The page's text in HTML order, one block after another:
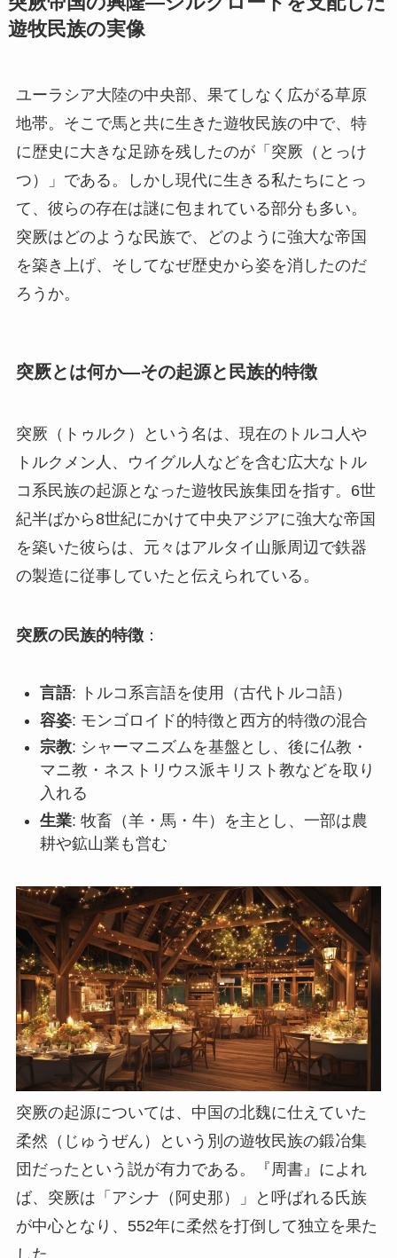
遊牧民族の実像
ユーラシア大陸の中央部、果てしなく広がる草原
地帯。そこで馬と共に生きた遊牧民族の中で、特
に歴史に大きな足跡を残したのが「突厥（とっけ
つ）」である。しかし現代に生きる私たちにとっ
て、彼らの存在は謎に包まれている部分も多い。
突厥はどのような民族で、どのように強大な帝国
を築き上げ、そしてなぜ歴史から姿を消したのだ
ろうか。
突厥とは何か—その起源と民族的特徴
突厥（トゥルク）という名は、現在のトルコ人や
トルクメン人、ウイグル人などを含む広大なトル
コ系民族の起源となった遊牧民族集団を指す。6世
紀半ばから8世紀にかけて中央アジアに強大な帝国
を築いた彼らは、元々はアルタイ山脈周辺で鉄器
の製造に従事していたと伝えられている。
突厥の民族的特徴：
言語: トルコ系言語を使用（古代トルコ語）
容姿: モンゴロイド的特徴と西方的特徴の混合
宗教: シャーマニズムを基盤とし、後に仏教・
マニ教・ネストリウス派キリスト教などを取り
入れる
生業: 牧畜（羊・馬・牛）を主とし、一部は農
耕や鉱山業も営む
突厥の起源については、中国の北魏に仕えていた
柔然（じゅうぜん）という別の遊牧民族の鍛冶集
団だったという説が有力である。『周書』によれ
ば、突厥は「アシナ（阿史那）」と呼ばれる氏族
が中心となり、552年に柔然を打倒して独立を果た